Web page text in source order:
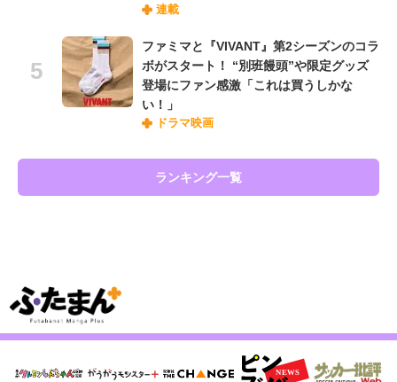
連載
ファミマと『VIVANT』第2シーズンのコラ
ボがスタート！ “別班饅頭”や限定グッズ
登場にファン感激「これは買うしかな
い！」
ドラマ映画
ランキング一覧